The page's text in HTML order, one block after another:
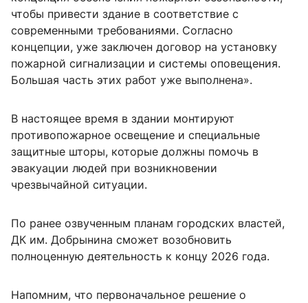
чтобы привести здание в соответствие с
современными требованиями. Согласно
концепции, уже заключен договор на установку
пожарной сигнализации и системы оповещения.
Большая часть этих работ уже выполнена».
В настоящее время в здании монтируют
противопожарное освещение и специальные
защитные шторы, которые должны помочь в
эвакуации людей при возникновении
чрезвычайной ситуации.
По ранее озвученным планам городских властей,
ДК им. Добрынина сможет возобновить
полноценную деятельность к концу 2026 года.
Напомним, что первоначальное решение о